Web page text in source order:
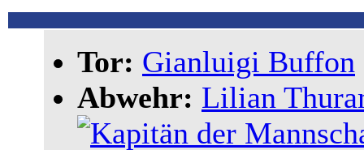
Tor: Gianluigi Buffon
Abwehr: Lilian